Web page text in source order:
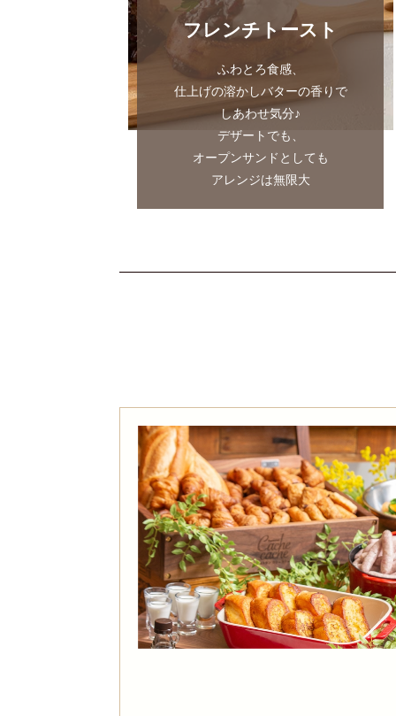
フレンチトースト
ふわとろ食感、
仕上げの溶かしバターの香りで
しあわせ気分♪
デザートでも、
オープンサンドとしても
アレンジは無限大